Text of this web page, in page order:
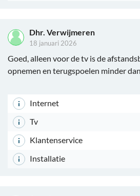
Dhr. Verwijmeren
18 januari 2026
Goed, alleen voor de tv is de
opnemen en terugspoelen minder
Internet
Tv
Klantenservice
Installatie